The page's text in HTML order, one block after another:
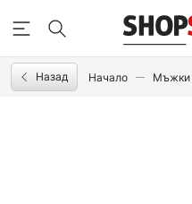
Назад Начало Мъжки